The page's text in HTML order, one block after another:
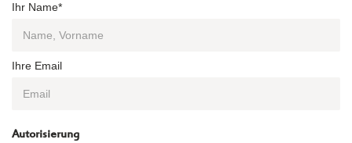
Ihr Name*
Ihre Email
Autorisierung